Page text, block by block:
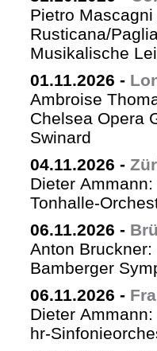
Pietro
Rusticana/
Musikalische
01.11.2026 -
Ambroise
Chelsea Opera
Swinard
04.11.2026 -
Dieter
Tonhalle-
06.11.2026 -
Anton
Bamberger
06.11.2026 -
Dieter Ammann:
hr-